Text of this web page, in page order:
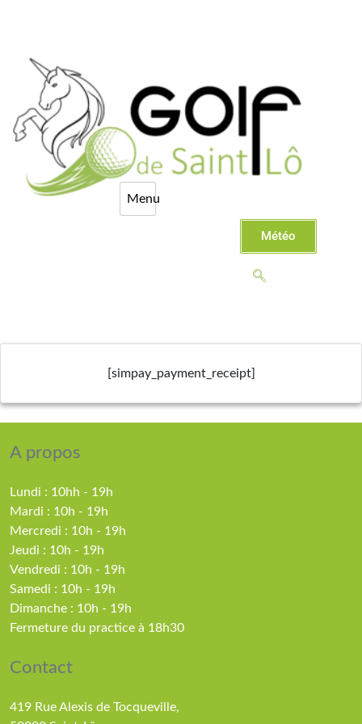
Météo
[simpay_payment_receipt]
A propos
Lundi : 10hh - 19h
Mardi : 10h - 19h
Mercredi : 10h - 19h
Jeudi : 10h - 19h
Vendredi : 10h - 19h
Samedi : 10h - 19h
Dimanche : 10h - 19h
Fermeture du practice à 18h30
Contact
419 Rue Alexis de Tocqueville,